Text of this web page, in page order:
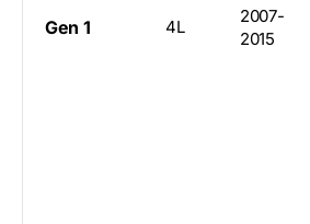
Gen 1 4L
2007-
2015